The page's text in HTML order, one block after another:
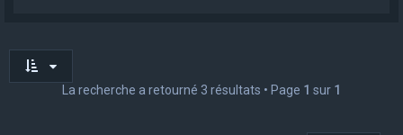
La recherche a retourné 3 résultats • Page 1 sur 1